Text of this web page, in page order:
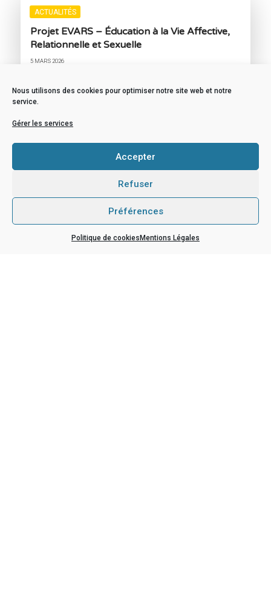
Nous utilisons des cookies pour optimiser notre site web et notre
service.
Gérer les services
Accepter
Refuser
Préférences
Politique de cookies Mentions Légales
ACTUALITÉS
Projet EVARS – Éducation à la Vie Affective,
Relationnelle et Sexuelle
5 MARS 2026
ACTUALITÉS
Club Europe
les terminales MELEC « école des réseaux »